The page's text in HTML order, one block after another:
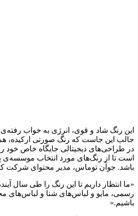
این رنگ شاد و قوی، انرژی به خواب رفته‌ی
جالب این جاست که رنگ صورتی ارکیده،
در طراحی‌های دیجیتالی جایگاه خاص خود
باشد. جوآن توماس، مدیر محتوای شرکت
«ما انتظار داریم تا این رنگ را طی سال
رسمی، مایو و لباس‌های شنا و لباس‌های
باشیم.»